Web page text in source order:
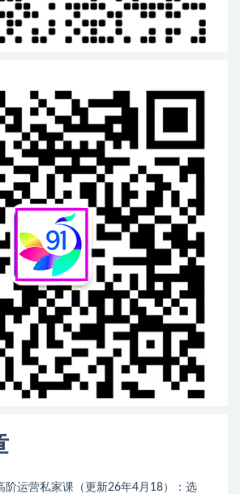
阶运营私家课（更新26年4月18）：选